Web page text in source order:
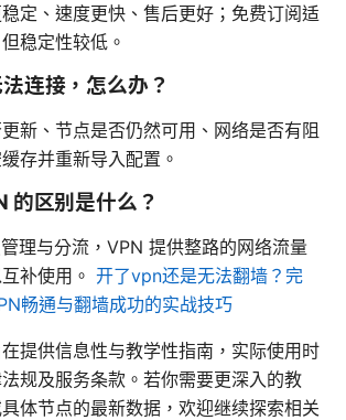
定、速度更快、售后更好；免费订阅适
稳定性较低。
连接，怎么办？
新、节点是否仍然可用、网络是否有阻
存并重新导入配置。
的区别是什么？
理与分流，VPN 提供整路的网络流量
补使用。 开了vpn还是无法翻墙？完
畅通与翻墙成功的实战技巧
提供信息性与教学性指南，实际使用时
规及服务条款。若你需要更深入的教
体节点的最新数据，欢迎继续探索相关